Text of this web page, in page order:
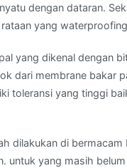
dengan dataran.
yang
yang dikenal dengan
dari membrane bakar
toleransi yang tinggi
dilakukan di bermacam
untuk yang masih